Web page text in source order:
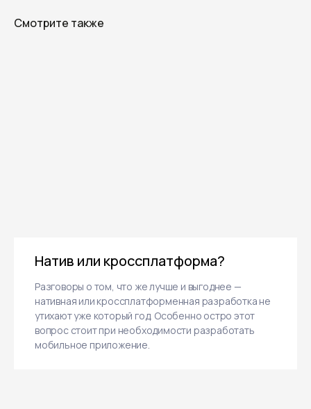
Смотрите также
Натив или кроссплатформа?
Разговоры о том, что же лучше и выгоднее —
нативная или кроссплатформенная разработка не
утихают уже который год. Особенно остро этот
вопрос стоит при необходимости разработать
мобильное приложение.